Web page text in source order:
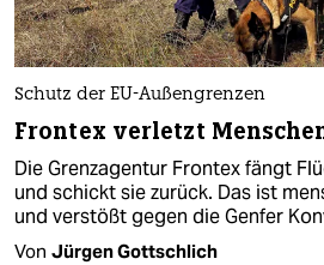
Schutz der EU-Außengrenzen
Frontex verletzt
Die Grenzagentur Frontex fängt
und schickt sie zurück. Das ist
und verstößt gegen die Genfer
Von Jürgen Gottschlich